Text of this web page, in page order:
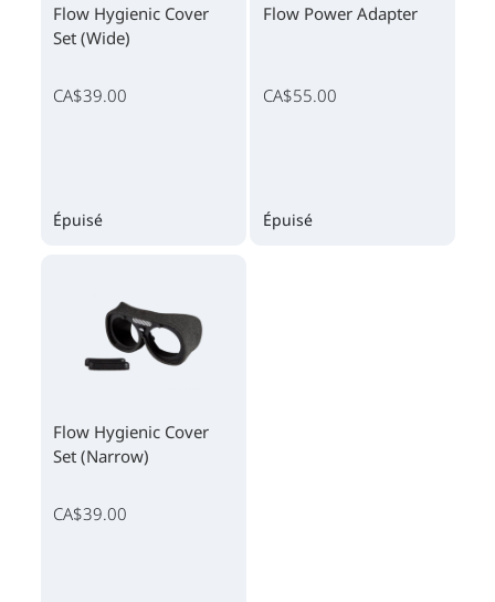
Flow Hygienic Cover
Set (Wide)
CA$39.00
Épuisé
Flow Power Adapter
CA$55.00
Épuisé
Flow Hygienic Cover
Set (Narrow)
CA$39.00